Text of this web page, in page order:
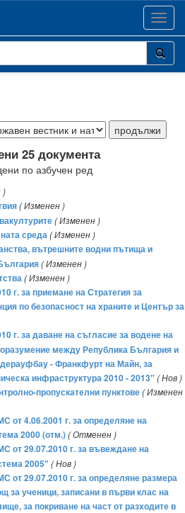
25 документа
по азбучен ред
)
( Изменен )
( Изменен )
среда( Изменен )
вътрешните водни пътища и
( Изменен )
( Изменен )
г. за приемане на Стратегия за
по безопасност на храните и Център за
г. за даване на съгласие за водене на
между Република България и
- Франкфурт на Майн, за
инфраструктура 2010 - 2013" ( Нов )
пропускателни пунктове( Изменен
от 4.06.2001 г. за определяне на
2000 (отм.)( Отменен )
от 29.07.2010 г. за въвеждане на
2005" ( Нов )
от 29.07.2010 г. за определяне размера
за ученици, записани в първи клас на
за покриване на част от разходите в